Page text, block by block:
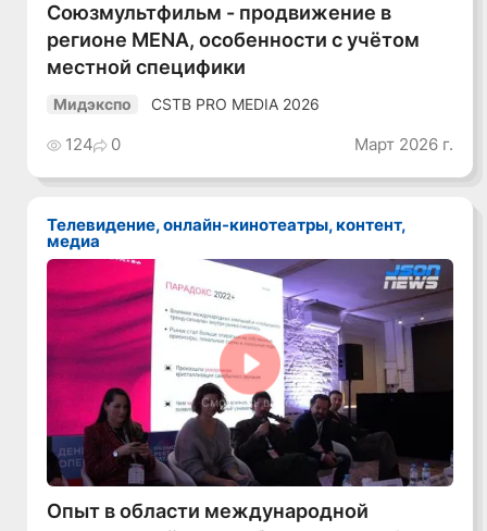
Союзмультфильм - продвижение в
регионе MENA, особенности с учётом
местной специфики
Мидэкспо CSTB PRO MEDIA 2026
124 0 Март 2026 г.
Телевидение, онлайн-кинотеатры, контент,
медиа
Смотреть видео
Опыт в области международной